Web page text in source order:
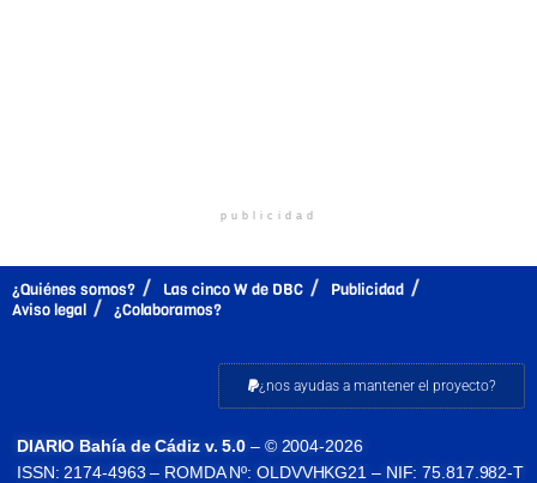
publicidad
¿Quiénes somos? Las cinco W de DBC
Publicidad
Aviso legal
¿Colaboramos?
¿nos ayudas a mantener el proyecto?
DIARIO Bahía de Cádiz v. 5.0 – © 2004-2026
ISSN: 2174-4963 – ROMDA Nº: OLDVVHKG21 – NIF: 75.817.982-T